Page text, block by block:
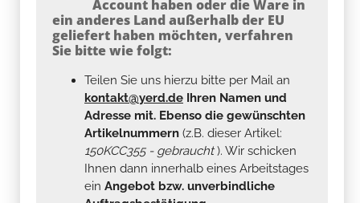
Account haben oder die Ware in
ein anderes Land außerhalb der EU
geliefert haben möchten, verfahren
Sie bitte wie folgt:
Teilen Sie uns hierzu bitte per Mail an
kontakt@yerd.de Ihren Namen und
Adresse mit. Ebenso die gewünschten
Artikelnummern (z.B. dieser Artikel:
150KCC355 - gebraucht). Wir schicken
Ihnen dann innerhalb eines Arbeitstages
ein Angebot bzw. unverbindliche